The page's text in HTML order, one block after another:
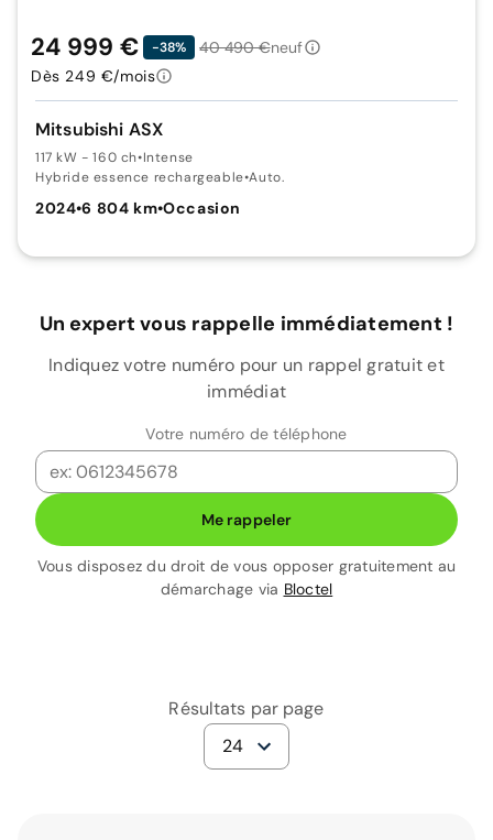
Mitsubishi ASX
117 kW - 160 ch•Intense
Hybride essence rechargeable•Auto.
2024•6 804 km•Occasion
24 999 € -38% 40 490 €neuf
Dès 249 €/mois
Un expert vous rappelle immédiatement !
Indiquez votre numéro pour un rappel gratuit et
immédiat
Votre numéro de téléphone
Me rappeler
Vous disposez du droit de vous opposer gratuitement au
démarchage via Bloctel
Résultats par page
24